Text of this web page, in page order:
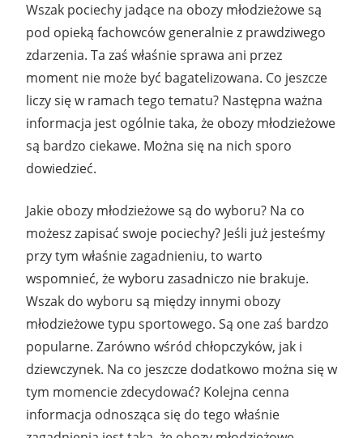
Wszak pociechy jadące na obozy młodzieżowe są
pod opieką fachowców generalnie z prawdziwego
zdarzenia. Ta zaś właśnie sprawa ani przez
moment nie może być bagatelizowana. Co jeszcze
liczy się w ramach tego tematu? Następna ważna
informacja jest ogólnie taka, że obozy młodzieżowe
są bardzo ciekawe. Można się na nich sporo
dowiedzieć.
Jakie obozy młodzieżowe są do wyboru? Na co
możesz zapisać swoje pociechy? Jeśli już jesteśmy
przy tym właśnie zagadnieniu, to warto
wspomnieć, że wyboru zasadniczo nie brakuje.
Wszak do wyboru są między innymi obozy
młodzieżowe typu sportowego. Są one zaś bardzo
popularne. Zarówno wśród chłopczyków, jak i
dziewczynek. Na co jeszcze dodatkowo można się w
tym momencie zdecydować? Kolejna cenna
informacja odnosząca się do tego właśnie